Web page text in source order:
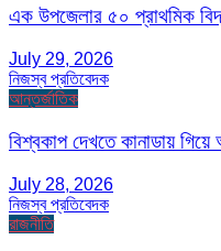
এক উপজেলার ৫০ প্রাথমিক
July 29, 2026
নিজস্ব প্রতিবেদক
আন্তর্জাতিক
বিশ্বকাপ দেখতে কানাডায়
July 28, 2026
নিজস্ব প্রতিবেদক
রাজনীতি